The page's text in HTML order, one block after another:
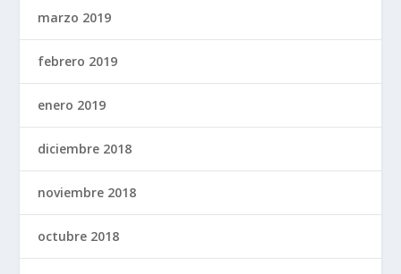
marzo 2019
febrero 2019
enero 2019
diciembre 2018
noviembre 2018
octubre 2018